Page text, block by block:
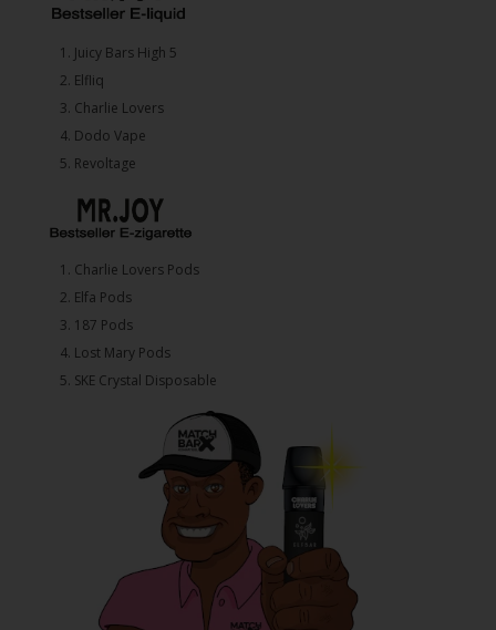
1.⁠ ⁠Juicy Bars High 5
2.⁠ ⁠⁠Elfliq
3.⁠ ⁠⁠Charlie Lovers
4.⁠ ⁠⁠Dodo Vape
5. ⁠Revoltage
1.⁠ ⁠Charlie Lovers Pods
2.⁠ ⁠⁠Elfa Pods
3.⁠ ⁠⁠187 Pods
4.⁠ ⁠⁠Lost Mary Pods
5.⁠ ⁠⁠SKE Crystal Disposable